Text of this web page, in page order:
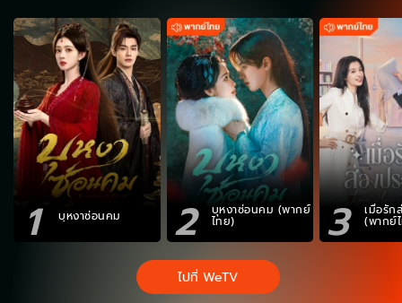
1 บุหงาซ่อนคม 2 บุหงาซ่อนคม (พากย์
ไทย) 3 เมื่อรัก
(พากย์
ไปที่ WeTV